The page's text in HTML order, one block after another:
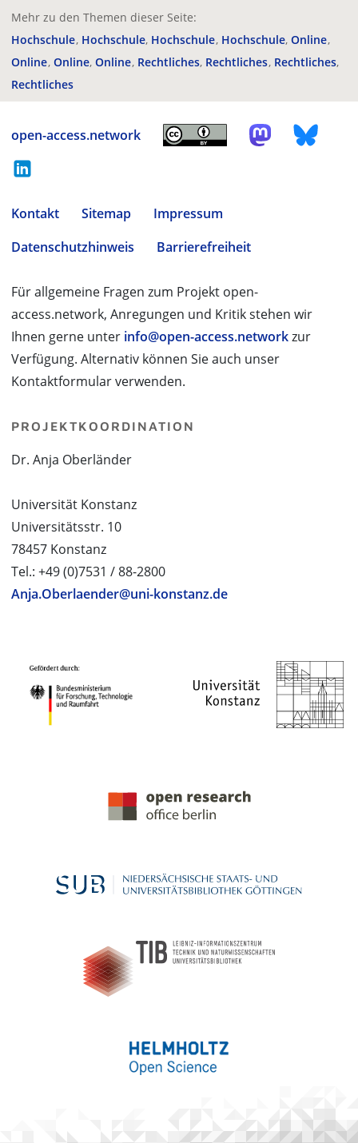
Mehr zu den Themen dieser Seite:
Hochschule Hochschule Hochschule Hochschule Online
Online Online Online Rechtliches Rechtliches Rechtliches
Rechtliches
open-access.network
Kontakt Sitemap
Impressum
Datenschutzhinweis
Barrierefreiheit
Für allgemeine Fragen zum Projekt open-
access.network, Anregungen und Kritik stehen wir
Ihnen gerne unter info@open-access.networkzur
Verfügung. Alternativ können Sie auch unser
Kontaktformular verwenden.
PROJEKTKOORDINATION
Dr. Anja Oberländer
Universität Konstanz
Universitätsstr. 10
78457 Konstanz
Tel.: +49 (0)7531 / 88-2800
Anja.Oberlaender@uni-konstanz.de